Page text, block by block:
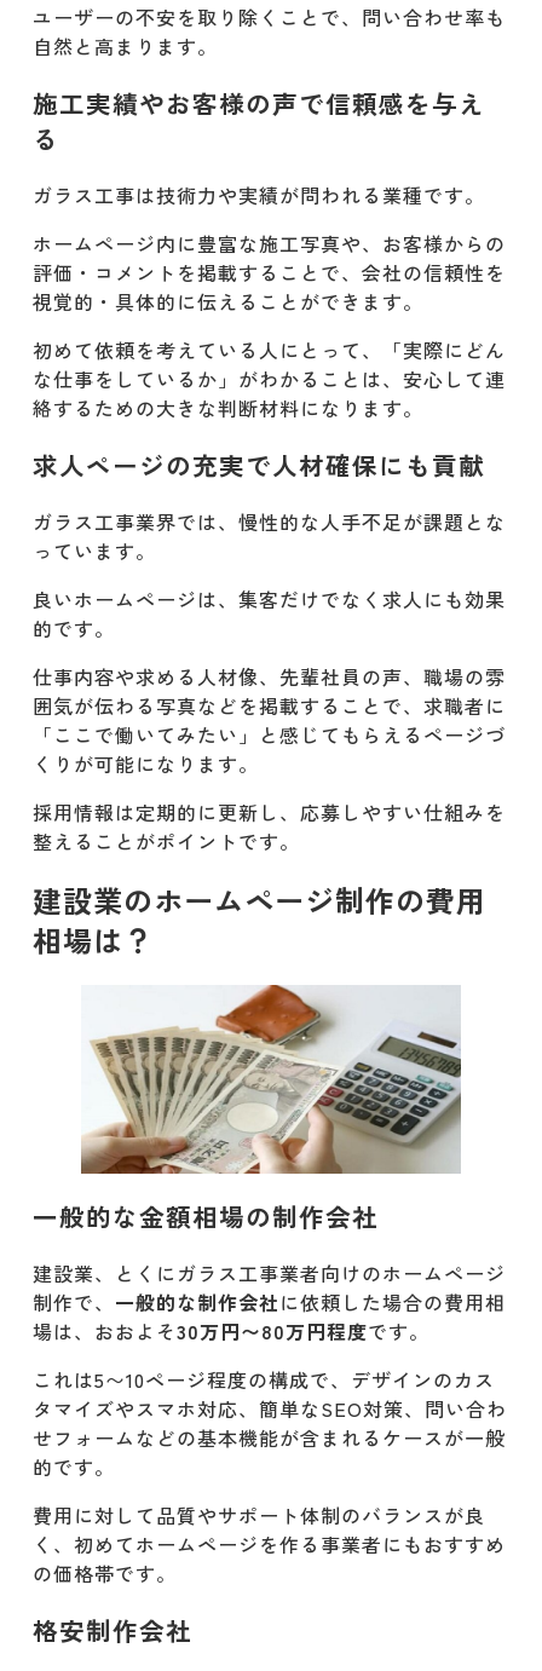
ユーザーの不安を取り除くことで、問い合わせ率も
自然と高まります。
施工実績やお客様の声で信頼感を与え
る
ガラス工事は技術力や実績が問われる業種です。
ホームページ内に豊富な施工写真や、お客様からの
評価・コメントを掲載することで、会社の信頼性を
視覚的・具体的に伝えることができます。
初めて依頼を考えている人にとって、「実際にどん
な仕事をしているか」がわかることは、安心して連
絡するための大きな判断材料になります。
求人ページの充実で人材確保にも貢献
ガラス工事業界では、慢性的な人手不足が課題とな
っています。
良いホームページは、集客だけでなく求人にも効果
的です。
仕事内容や求める人材像、先輩社員の声、職場の雰
囲気が伝わる写真などを掲載することで、求職者に
「ここで働いてみたい」と感じてもらえるページづ
くりが可能になります。
採用情報は定期的に更新し、応募しやすい仕組みを
整えることがポイントです。
建設業のホームページ制作の費用
相場は？
一般的な金額相場の制作会社
建設業、とくにガラス工事業者向けのホームページ
制作で、 一般的な制作会社に依頼した場合の費用相
場は、おおよそ30万円〜80万円程度です。
これは5〜10ページ程度の構成で、デザインのカス
タマイズやスマホ対応、簡単なSEO対策、問い合わ
せフォームなどの基本機能が含まれるケースが一般
的です。
費用に対して品質やサポート体制のバランスが良
く、初めてホームページを作る事業者にもおすすめ
の価格帯です。
格安制作会社